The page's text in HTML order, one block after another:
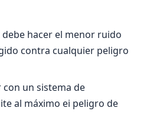
hacer el menor ruido
contra cualquier peligro
un sistema de
al máximo ei peligro de